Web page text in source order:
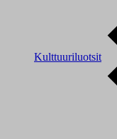
Kulttuuriluotsit